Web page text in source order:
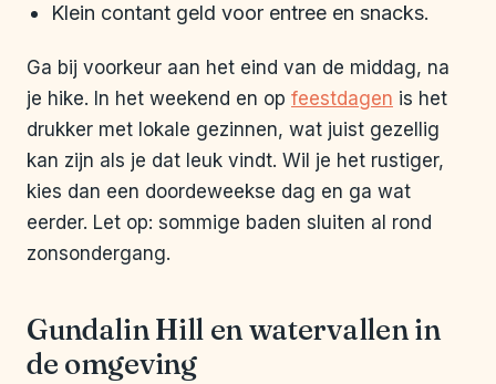
Klein contant geld voor entree en snacks.
Ga bij voorkeur aan het eind van de middag, na
je hike. In het weekend en op feestdagen is het
drukker met lokale gezinnen, wat juist gezellig
kan zijn als je dat leuk vindt. Wil je het rustiger,
kies dan een doordeweekse dag en ga wat
eerder. Let op: sommige baden sluiten al rond
zonsondergang.
Gundalin Hill en watervallen in
de omgeving